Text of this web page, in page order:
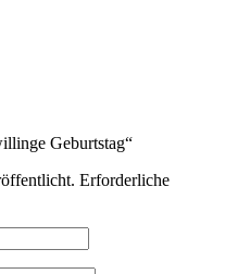
Geburtstag“
Erforderliche